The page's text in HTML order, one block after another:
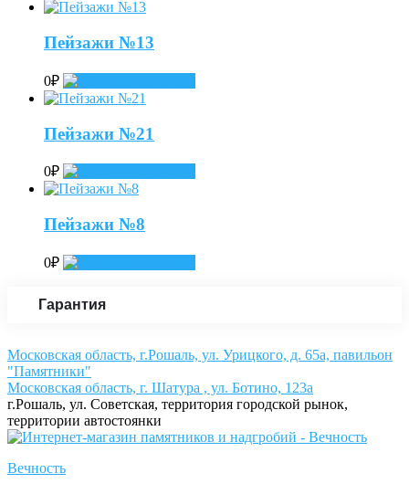
Пейзажи №13
0₽
Пейзажи №21
0₽
Пейзажи №8
0₽
Гарантия
Московская область, г.Рошаль, ул. Урицкого, д. 65а, павильон
"Памятники"
Московская область, г. Шатура , ул. Ботино, 123а
г.Рошаль, ул. Советская, территория городской рынок,
территории автостоянки
Вечность